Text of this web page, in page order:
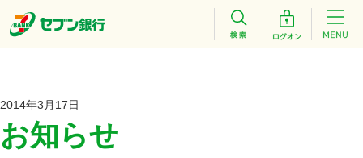
2014年3月17日
お知らせ